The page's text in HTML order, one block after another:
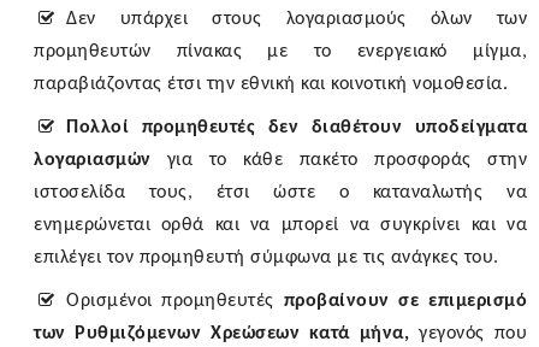
Δεν υπάρχει στους λογαριασμούς όλων των
προμηθευτών πίνακας με το ενεργειακό μίγμα,
παραβιάζοντας έτσι την εθνική και κοινοτική νομοθεσία.
Πολλοί προμηθευτές δεν διαθέτουν υποδείγματα
λογαριασμών
για το κάθε πακέτο προσφοράς στην
ιστοσελίδα τους, έτσι ώστε ο καταναλωτής να
ενημερώνεται ορθά και να μπορεί να συγκρίνει και να
επιλέγει τον προμηθευτή σύμφωνα με τις ανάγκες του.
Ορισμένοι προμηθευτές προβαίνουν σε επιμερισμό
των Ρυθμιζόμενων Χρεώσεων κατά μήνα, γεγονός που